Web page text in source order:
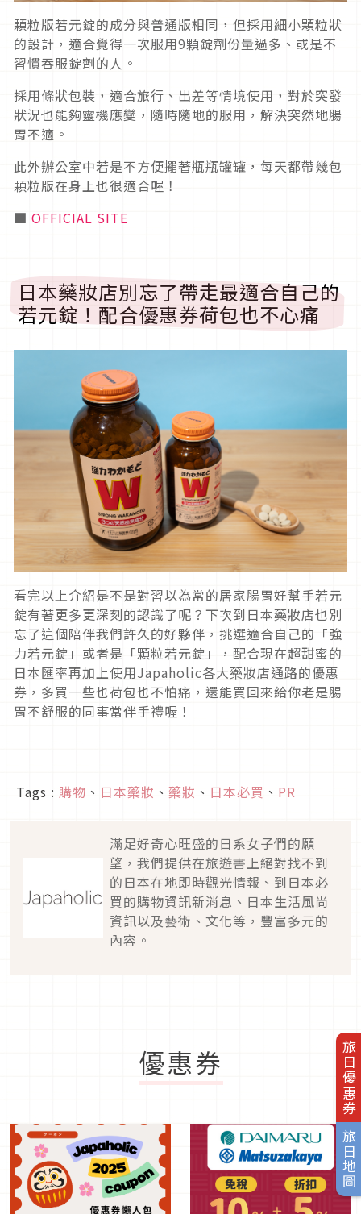
旅日優惠券
旅日地圖
顆粒版若元錠的成分與普通版相同，但採用細小顆粒狀
的設計，適合覺得一次服用9顆錠劑份量過多、或是不
習慣吞服錠劑的人。
採用條狀包裝，適合旅行、出差等情境使用，對於突發
狀況也能夠靈機應變，隨時隨地的服用，解決突然地腸
胃不適。
此外辦公室中若是不方便擺著瓶瓶罐罐，每天都帶幾包
顆粒版在身上也很適合喔！
■ OFFICIAL SITE
日本藥妝店別忘了帶走最適合自己的
若元錠！配合優惠券荷包也不心痛
看完以上介紹是不是對習以為常的居家腸胃好幫手若元
錠有著更多更深刻的認識了呢？下次到日本藥妝店也別
忘了這個陪伴我們許久的好夥伴，挑選適合自己的「強
力若元錠」或者是「顆粒若元錠」，配合現在超甜蜜的
日本匯率再加上使用Japaholic各大藥妝店通路的優惠
券，多買一些也荷包也不怕痛，還能買回來給你老是腸
胃不舒服的同事當伴手禮喔！
Tags : 購物 、 日本藥妝 、 藥妝 、 日本必買 、 PR
滿足好奇心旺盛的日系女子們的願
望，我們提供在旅遊書上絕對找不到
的日本在地即時觀光情報、到日本必
買的購物資訊新消息、日本生活風尚
資訊以及藝術、文化等，豐富多元的
內容。
優惠券